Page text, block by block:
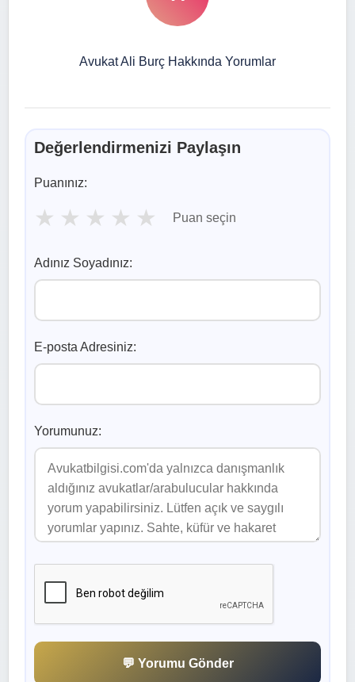
Avukat Ali Burç Hakkında Yorumlar
Değerlendirmenizi Paylaşın
Puanınız:
★ ★ ★ ★ ★ Puan seçin
Adınız Soyadınız:
E-posta Adresiniz:
Yorumunuz:
💬 Yorumu Gönder